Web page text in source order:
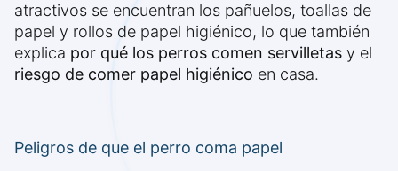
atractivos se encuentran los pañuelos, toallas de
papel y rollos de papel higiénico, lo que también
explica por qué los perros comen servilletas y el
riesgo de comer papel higiénico en casa.
Peligros de que el perro coma papel